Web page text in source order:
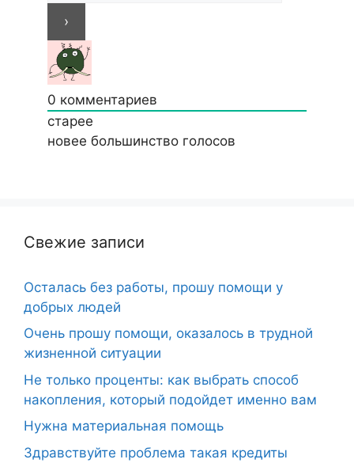
0 комментариев
старее
новее большинство голосов
Свежие записи
Осталась без работы, прошу помощи у
добрых людей
Очень прошу помощи, оказалось в трудной
жизненной ситуации
Не только проценты: как выбрать способ
накопления, который подойдет именно вам
Нужна материальная помощь
Здравствуйте проблема такая кредиты